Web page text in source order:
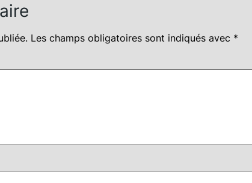
Les champs obligatoires sont indiqués avec *